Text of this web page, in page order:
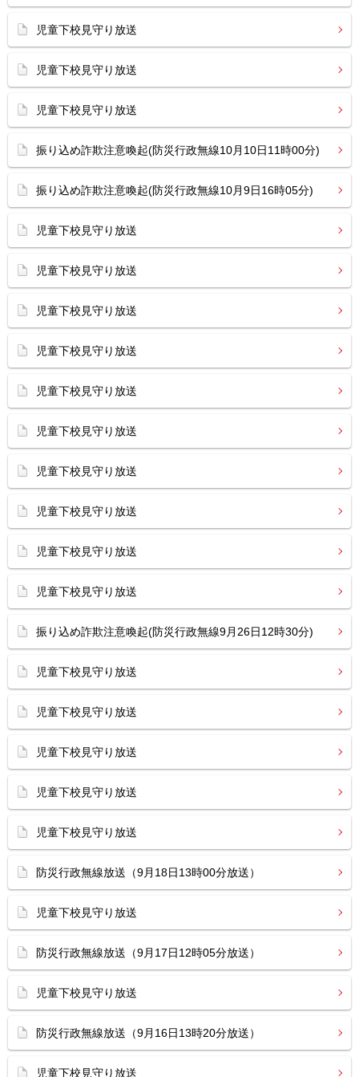
児童下校見守り放送
児童下校見守り放送
児童下校見守り放送
振り込め詐欺注意喚起(防災行政無線10月10日11時00分)
振り込め詐欺注意喚起(防災行政無線10月9日16時05分)
児童下校見守り放送
児童下校見守り放送
児童下校見守り放送
児童下校見守り放送
児童下校見守り放送
児童下校見守り放送
児童下校見守り放送
児童下校見守り放送
児童下校見守り放送
児童下校見守り放送
振り込め詐欺注意喚起(防災行政無線9月26日12時30分)
児童下校見守り放送
児童下校見守り放送
児童下校見守り放送
児童下校見守り放送
児童下校見守り放送
防災行政無線放送（9月18日13時00分放送）
児童下校見守り放送
防災行政無線放送（9月17日12時05分放送）
児童下校見守り放送
防災行政無線放送（9月16日13時20分放送）
児童下校見守り放送